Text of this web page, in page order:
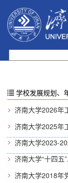
学校发展规划、年度
济南大学2026年
济南大学2025年
济南大学2023-
济南大学“十四五
济南大学2018年